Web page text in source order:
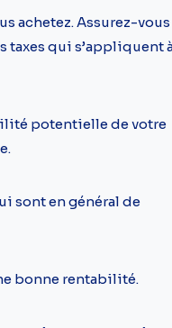
achetez. Assurez-vous
taxes qui s’appliquent
potentielle de votre
sont en général de
bonne rentabilité.